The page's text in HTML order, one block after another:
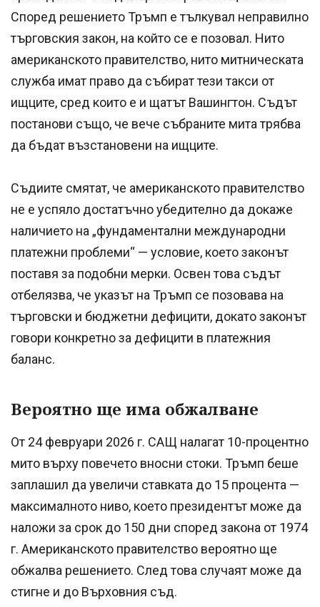
Според решението Тръмп е тълкувал неправилно
търговския закон, на който се е позовал. Нито
американското правителство, нито митническата
служба имат право да събират тези такси от
ищците, сред които е и щатът Вашингтон. Съдът
постанови също, че вече събраните мита трябва
да бъдат възстановени на ищците.
Съдиите смятат, че американското правителство
не е успяло достатъчно убедително да докаже
наличието на „фундаментални международни
платежни проблеми“ — условие, което законът
поставя за подобни мерки. Освен това съдът
отбелязва, че указът на Тръмп се позовава на
търговски и бюджетни дефицити, докато законът
говори конкретно за дефицити в платежния
баланс.
Вероятно ще има обжалване
От 24 февруари 2026 г. САЩ налагат 10-процентно
мито върху повечето вносни стоки. Тръмп беше
заплашил да увеличи ставката до 15 процента —
максималното ниво, което президентът може да
наложи за срок до 150 дни според закона от 1974
г. Американското правителство вероятно ще
обжалва решението. След това случаят може да
стигне и до Върховния съд.